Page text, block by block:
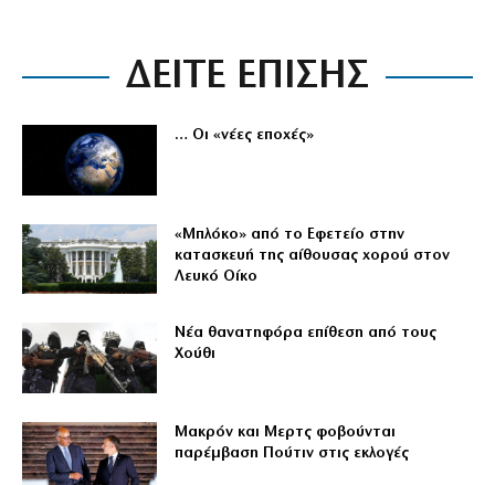
ΔΕΙΤΕ ΕΠΙΣΗΣ
… Οι «νέες εποχές»
«Μπλόκο» από το Εφετείο στην
κατασκευή της αίθουσας χορού στον
Λευκό Οίκο
Νέα θανατηφόρα επίθεση από τους
Χούθι
Μακρόν και Μερτς φοβούνται
παρέμβαση Πούτιν στις εκλογές